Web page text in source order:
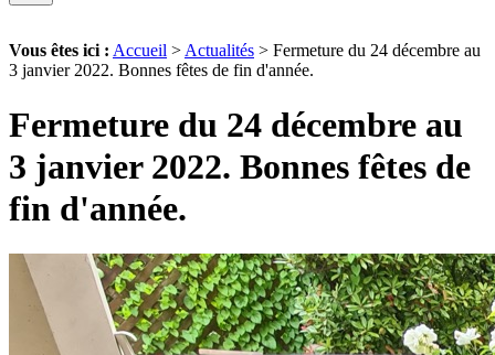
Vous êtes ici : Accueil > Actualités > Fermeture du 24 décembre au
3 janvier 2022. Bonnes fêtes de fin d'année.
Fermeture du 24 décembre au
3 janvier 2022. Bonnes fêtes de
fin d'année.